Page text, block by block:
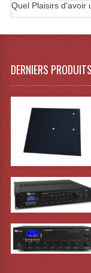
Quel Plaisirs d'avoir
DERNIERS PRODUITS